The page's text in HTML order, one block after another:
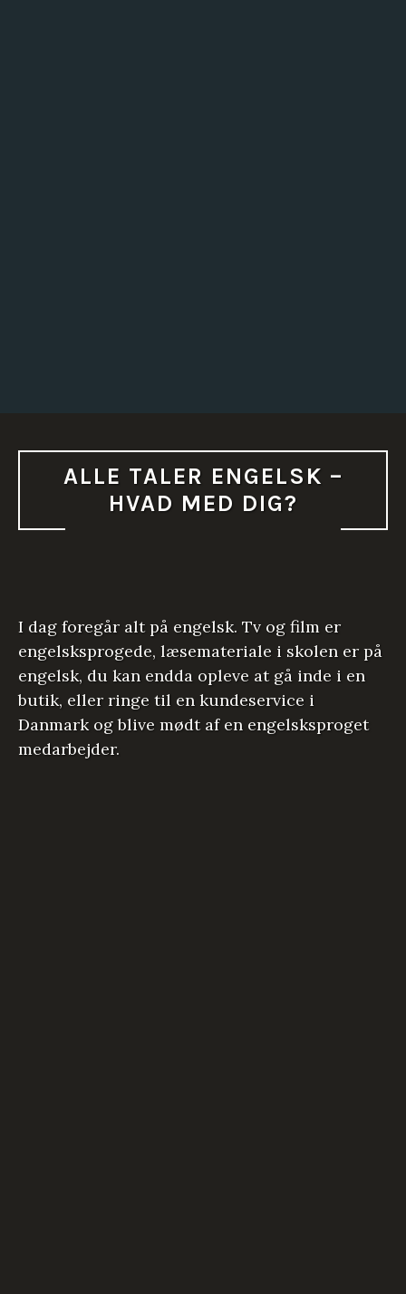
ALLE TALER ENGELSK –
HVAD MED DIG?
I dag foregår alt på engelsk. Tv og film er
engelsksprogede, læsemateriale i skolen er på
engelsk, du kan endda opleve at gå inde i en
butik, eller ringe til en kundeservice i
Danmark og blive mødt af en engelsksproget
medarbejder.